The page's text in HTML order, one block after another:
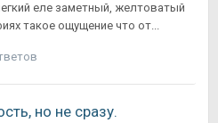
еле заметный, желтоватый
такое ощущение что от...
но не сразу.